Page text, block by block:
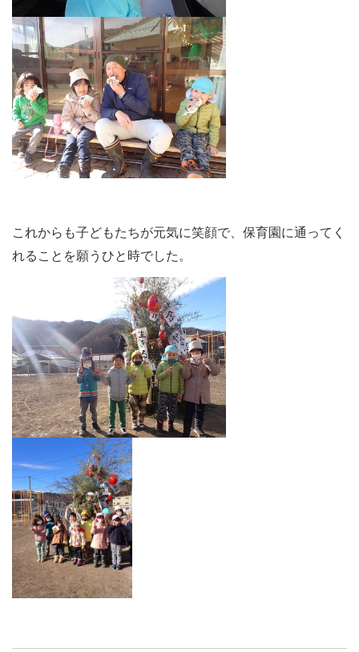
これからも子どもたちが元気に笑顔で、保育園に通ってく
れることを願うひと時でした。